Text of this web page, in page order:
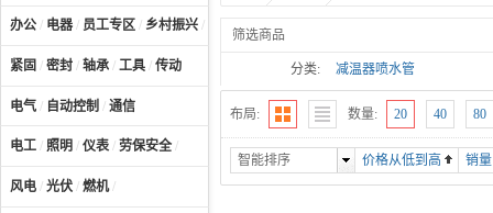
办公 / 电器 / 员工专区 / 乡村振兴 / 计算机及配件
紧固 / 密封 / 轴承 / 工具 / 传动
电气 / 自动控制 / 通信
电工 / 照明 / 仪表 / 劳保安全 /
风电 / 光伏 / 燃机/
筛选商品
分类: 减温器喷水管
布局: 数量: 20 40 80
智能排序 价格从低到高 销量